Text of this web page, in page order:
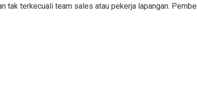
terkecuali team sales atau pekerja lapangan.